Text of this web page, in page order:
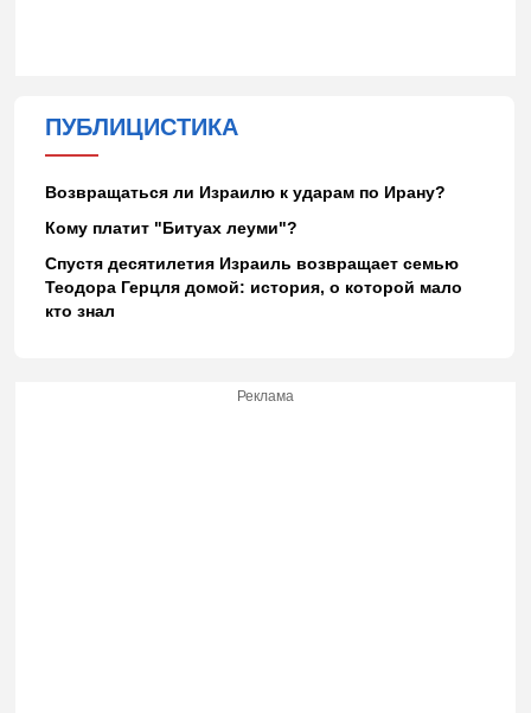
ПУБЛИЦИСТИКА
Возвращаться ли Израилю к ударам по Ирану?
Кому платит "Битуах леуми"?
Спустя десятилетия Израиль возвращает семью
Теодора Герцля домой: история, о которой мало
кто знал
Реклама